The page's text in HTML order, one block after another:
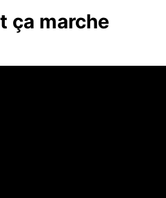
ça marche